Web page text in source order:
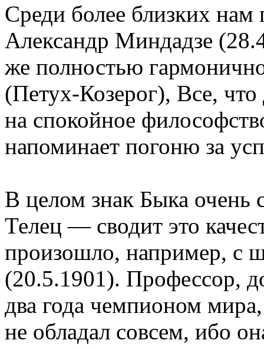
Среди более близких нам
Александр Миндадзе
же полностью
(Петух-Козерог), Все, что
на спокойное
напоминает погоню за
В целом знак Быка очень
Телец — сводит это
произошло, например, с
(20.5.1901). Профессор,
два года чемпионом
не обладал совсем, ибо